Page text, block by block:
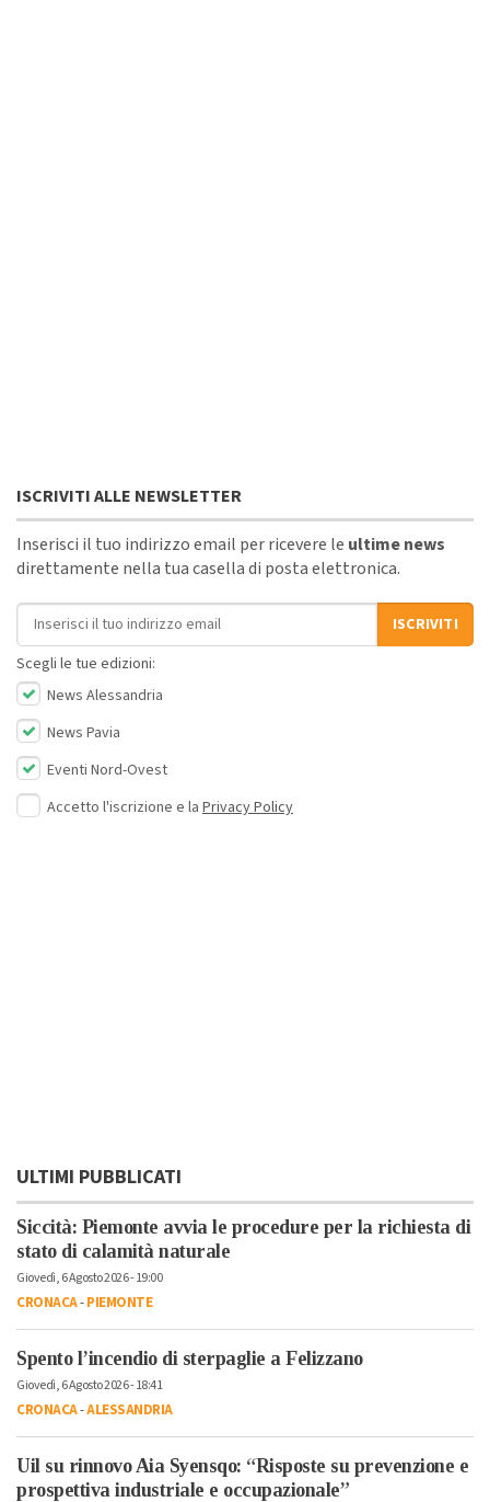
ISCRIVITI ALLE NEWSLETTER
Inserisci il tuo indirizzo email per ricevere le ultime news
direttamente nella tua casella di posta elettronica.
Indirizzo email
ISCRIVITI
Scegli le tue edizioni:
News Alessandria
News Pavia
Eventi Nord-Ovest
Accetto l'iscrizione e la Privacy Policy
ULTIMI PUBBLICATI
Siccità: Piemonte avvia le procedure per la richiesta di
stato di calamità naturale
Giovedì, 6 Agosto 2026 - 19:00
CRONACA-PIEMONTE
Spento l’incendio di sterpaglie a Felizzano
Giovedì, 6 Agosto 2026 - 18:41
CRONACA-ALESSANDRIA
Uil su rinnovo Aia Syensqo: “Risposte su prevenzione e
prospettiva industriale e occupazionale”